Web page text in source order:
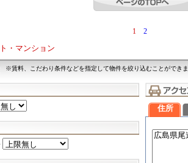
1 2
・マンション
※賃料、こだわり条件などを指定して物件を絞り込むことができ
住所